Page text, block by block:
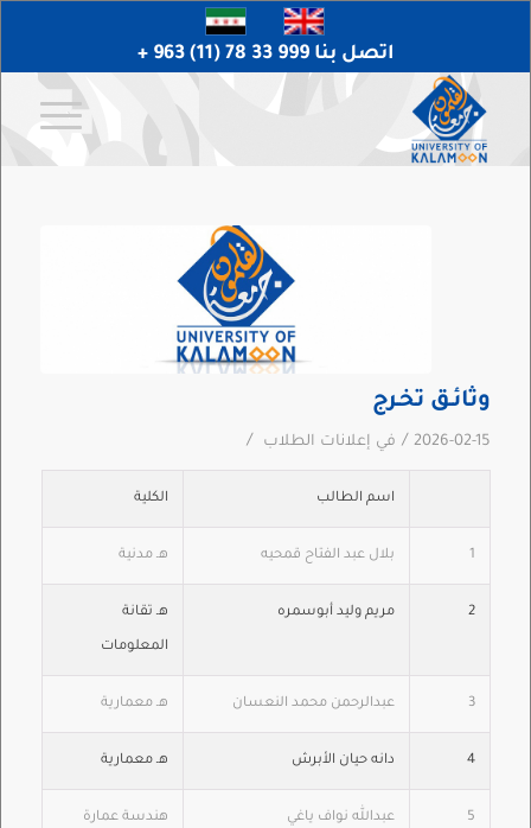
اتصل بنا 999 33 78 (11) 963 +
وثائـق تخـرج
2026-02-15
/ في إعلانات الطلاب /
اسم الطالب الكلية
1 بلال عبد الفتاح قمحيه هـ مدنية
2 مريم وليد أبوسمره هـ تقانة
المعلومات
3 عبدالرحمن محمد النعسان هـ معمارية
4 دانه حيان الأبرش هـ معمارية
5 عبدالله نواف ياغي هندسة عمارة